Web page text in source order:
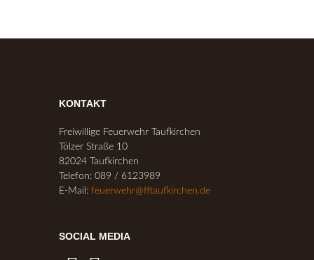
KONTAKT
Freiwillige Feuerwehr Taufkirchen
Tölzer Straße 10
82024 Taufkirchen
Telefon: 089 / 6123989
E-Mail: feuerwehr@fftaufkirchen.de
SOCIAL MEDIA